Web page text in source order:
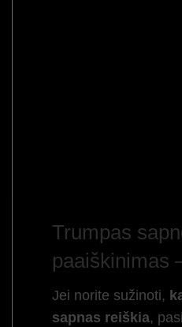
Trumpas
paaiškinimas
Jei norite sužinoti,
sapnas reiškia,